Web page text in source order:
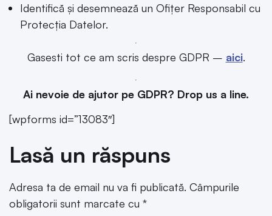
Identifică și desemnează un Ofițer Responsabil cu
Protecția Datelor.
Gasesti tot ce am scris despre GDPR – aici.
Ai nevoie de ajutor pe GDPR? Drop us a line.
[wpforms id=”13083″]
Lasă un răspuns
Adresa ta de email nu va fi publicată. Câmpurile
obligatorii sunt marcate cu *